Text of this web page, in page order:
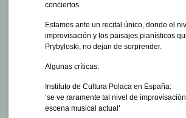
conciertos.
Estamos ante un recital único, donde el
improvisación y los paisajes pianísticos
Prybyloski, no dejan de sorprender.
Algunas críticas:
Instituto de Cultura Polaca en España:
‘se ve raramente tal nivel de
escena musical actual’